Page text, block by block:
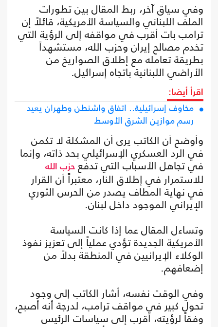
وفي سياق آخر، ربط المقال بين تطورات
الملف اللبناني والسياسة الأمريكية، قائلاً إن
ترامب بات أقرب في مواقفه إلى الرؤية التي
تخدم مصالح إيران وحزب الله، مستشهداً
بطريقة تعامله مع إطلاق الصواريخ من
الأراضي اللبنانية باتجاه إسرائيل.
اقرأ أيضا:
مخاوف إسرائيلية.. اتفاق واشنطن وطهران يعيد
رسم موازين الشرق الأوسط
وأوضح أن الكاتب يرى أن المشكلة لا تكمن
في الرد العسكري الإسرائيلي بحد ذاته، وإنما
في تجاهل الأسباب التي تدفع حزب الله
للاستمرار في إطلاق النار، معتبراً أن القرار
في نهاية المطاف يصدر من الحرس الثوري
الإيراني الموجود داخل لبنان.
وتساءل المقال عما إذا كانت السياسة
الأمريكية الجديدة تؤدي عملياً إلى تعزيز نفوذ
الوكلاء الإيرانيين في المنطقة بدلاً من
إضعافهم.
وفي الوقت نفسه، أشار الكاتب إلى وجود
تحول كبير في مواقف ترامب، لدرجة أنه أصبح،
وفقاً لرؤيته، أقرب إلى سياسات الرئيس